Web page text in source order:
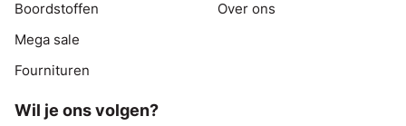
Boordstoffen
Mega sale
Fournituren
Over ons
Wil je ons volgen?